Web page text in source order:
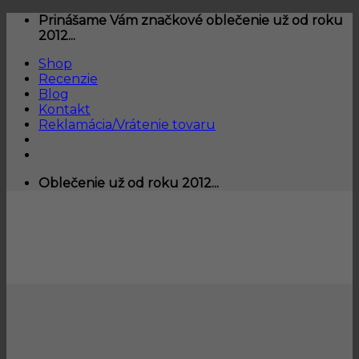
Skip
Prinášame Vám značkové oblečenie už od roku
2012...
Shop
Recenzie
Blog
Kontakt
Reklamácia/Vrátenie tovaru
Oblečenie už od roku 2012...